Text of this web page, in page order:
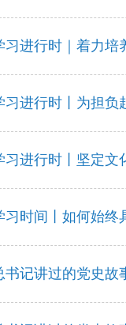
习进行时｜着力培
习进行时丨为担负
习进行时丨坚定文
习时间丨如何始终
书记讲过的党史故